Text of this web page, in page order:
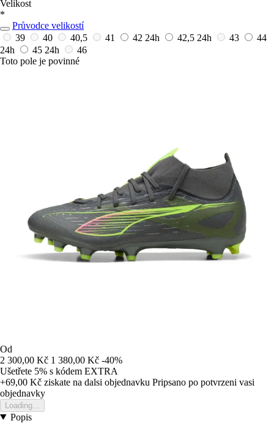
Velikost
*
Průvodce velikostí
39
40 40,5 41 42 24h 42,5 24h 43
44
24h
45 24h
46
Toto pole je povinné
Od
2 300,00 Kč 1 380,00 Kč -40%
Ušetřete 5% s kódem EXTRA
+69,00 Kč ziskate na dalsi objednavku Pripsano po potvrzeni vasi
objednavky
Loading...
Popis